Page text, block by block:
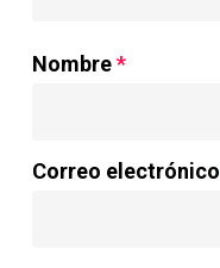
Nombre*
Correo electrónico